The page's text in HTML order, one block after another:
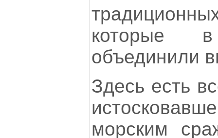
которые
объединили
Здесь есть
морским